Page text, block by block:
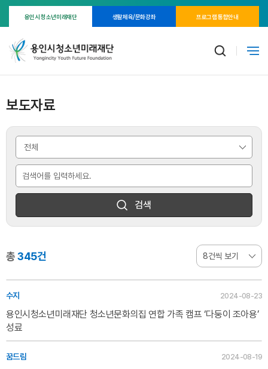
용인시 청소년미래재단 생활체육/문화강좌 프로그램 통합안내
보도자료
검색
총345건
수지 2024-08-23
용인시청소년미래재단 청소년문화의집 연합 가족 캠프 ‘다둥이 조아용’
성료
꿈드림 2024-08-19